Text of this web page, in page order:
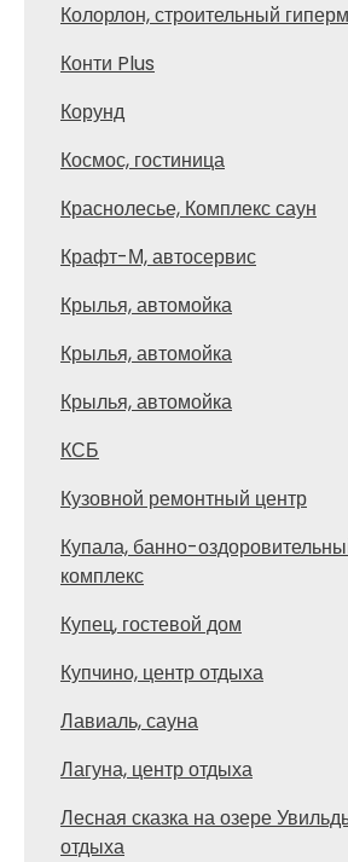
Колорлон, строительный
Конти Plus
Корунд
Космос, гостиница
Краснолесье, Комплекс саун
Крафт-М, автосервис
Крылья, автомойка
Крылья, автомойка
Крылья, автомойка
КСБ
Кузовной ремонтный центр
Купала, банно-
комплекс
Купец, гостевой дом
Купчино, центр отдыха
Лавиаль, сауна
Лагуна, центр отдыха
Лесная сказка на озере
отдыха